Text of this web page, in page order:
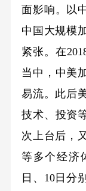
面影响。以
中国大规模
紧张。在
当中，中美
易流。此后
技术、投资
次上台后，
等多个经济
日、10日分